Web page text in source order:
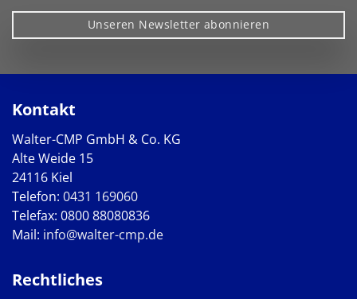
Unseren Newsletter abonnieren
Kontakt
Walter-CMP GmbH & Co. KG
Alte Weide 15
24116 Kiel
Telefon: 0431 169060
Telefax: 0800 88080836
Mail: info@walter-cmp.de
Rechtliches